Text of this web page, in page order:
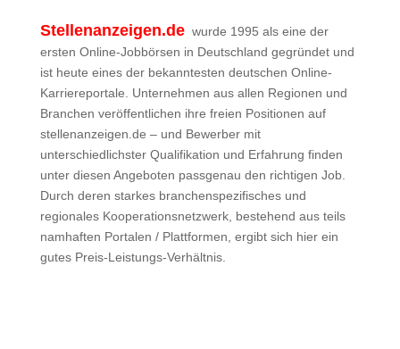
Stellenanzeigen.de wurde 1995 als eine der
ersten Online-Jobbörsen in Deutschland gegründet und
ist heute eines der bekanntesten deutschen Online-
Karriereportale. Unternehmen aus allen Regionen und
Branchen veröffentlichen ihre freien Positionen auf
stellenanzeigen.de – und Bewerber mit
unterschiedlichster Qualifikation und Erfahrung finden
unter diesen Angeboten passgenau den richtigen Job.
Durch deren starkes branchenspezifisches und
regionales Kooperationsnetzwerk, bestehend aus teils
namhaften Portalen / Plattformen, ergibt sich hier ein
gutes Preis-Leistungs-Verhältnis.